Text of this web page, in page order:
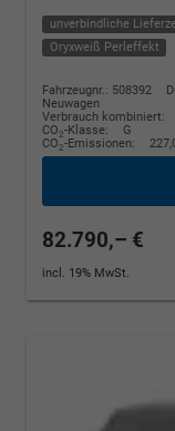
unverbindliche
Oryxweiß Perleffekt
Fahrzeugnr.: 508392
Neuwagen
Verbrauch kombiniert:
CO2-Klasse:
G
CO2-Emissionen:
82.790,– €
incl. 19% MwSt.